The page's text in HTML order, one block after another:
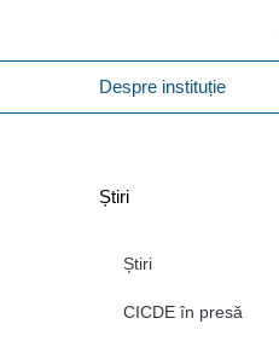
Despre instituție
Știri
Știri
CICDE în presă